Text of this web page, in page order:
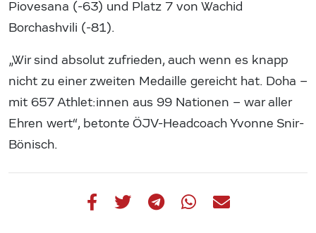
Piovesana (-63) und Platz 7 von Wachid
Borchashvili (-81).
„Wir sind absolut zufrieden, auch wenn es knapp
nicht zu einer zweiten Medaille gereicht hat. Doha –
mit 657 Athlet:innen aus 99 Nationen – war aller
Ehren wert“, betonte ÖJV-Headcoach Yvonne Snir-
Bönisch.